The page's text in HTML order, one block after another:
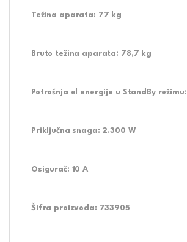
Težina aparata: 77 kg
Bruto težina aparata: 78,7 kg
Potrošnja el energije u StandBy režimu:
Priključna snaga: 2.300 W
Osigurač: 10 A
Šifra proizvoda: 733905